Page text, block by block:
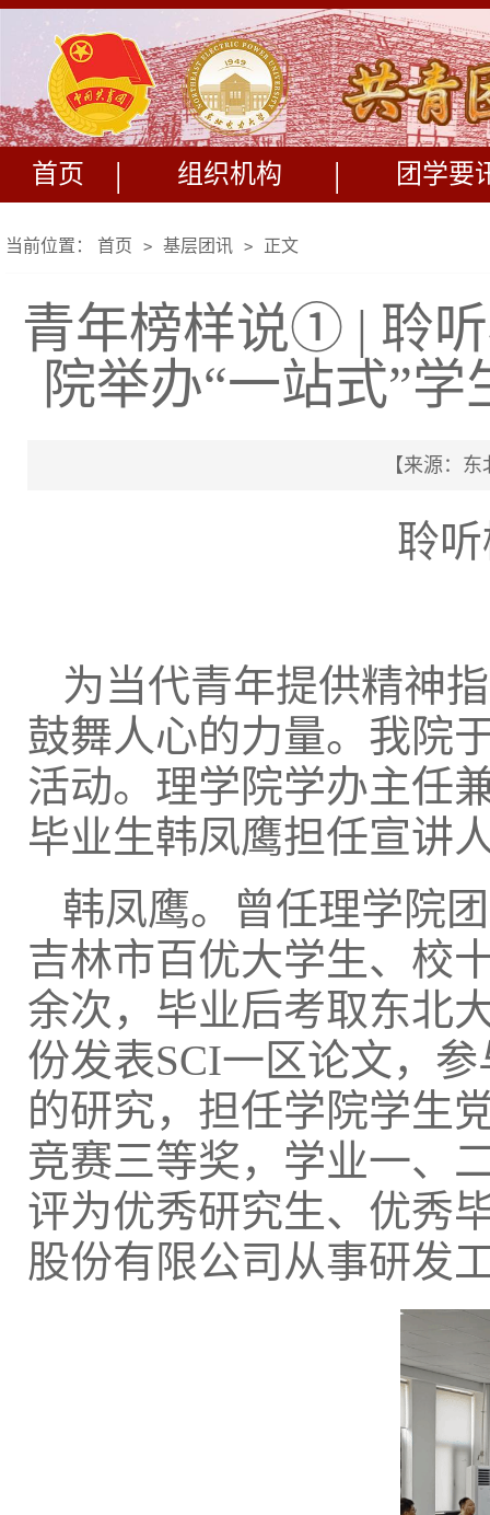
首页 | 组织机构 | 团学要
当前位置： 首页 > 基层团讯 > 正文
青年榜样说① | 聆
院举办“一站式”
【来源：
聆
为当代青年提供精神
鼓舞人心的力量。我院
活动。理学院学办主任
毕业生韩凤鹰担任宣讲
韩凤鹰。曾任理学院
吉林市百优大学生、校
余次，毕业后考取东北
份发表SCI一区论文，
的研究，担任学院学生
竞赛三等奖，学业一、
评为优秀研究生、优秀
股份有限公司从事研发